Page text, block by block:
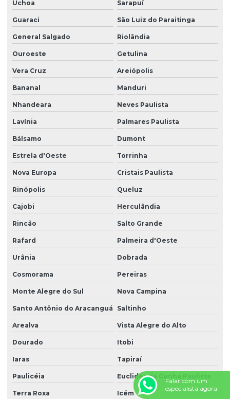
Uchoa Sarapuí
Guaraci São Luiz do Paraitinga
General Salgado Riolândia
Ouroeste Getulina
Vera Cruz Areiópolis
Bananal Manduri
Nhandeara Neves Paulista
Lavínia Palmares Paulista
Bálsamo Dumont
Estrela d'Oeste Torrinha
Nova Europa Cristais Paulista
Rinópolis Queluz
Cajobi Herculândia
Rincão Salto Grande
Rafard Palmeira d'Oeste
Urânia Dobrada
Cosmorama Pereiras
Monte Alegre do Sul Nova Campina
Santo Antônio do Aracanguá Saltinho
Arealva Vista Alegre do Alto
Dourado Itobi
Iaras Tapiraí
Paulicéia Euclides da Cunha Paulista
Terra Roxa Icém
Falar com um
especialista agora